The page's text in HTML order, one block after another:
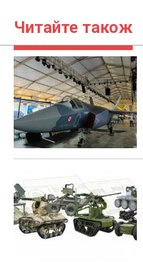
Читайте також